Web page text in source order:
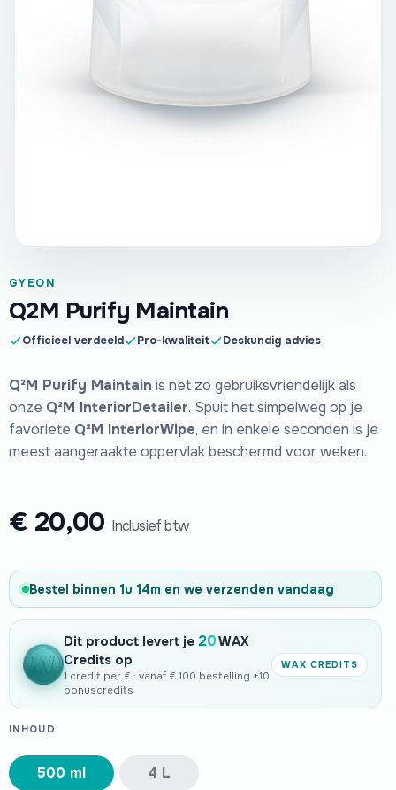
GYEON
Q2M Purify Maintain
Officieel verdeeld Pro-kwaliteit Deskundig advies
Q²M Purify Maintain is net zo gebruiksvriendelijk als
onze Q²M InteriorDetailer. Spuit het simpelweg op je
favoriete Q²M InteriorWipe, en in enkele seconden is je
meest aangeraakte oppervlak beschermd voor weken.
€ 20,00 Inclusief btw
Bestel binnen 1u 14m en we verzenden vandaag
Dit product levert je 20WAX
Credits op
1 credit per € · vanaf € 100 bestelling +10
bonuscredits
WAX CREDITS
INHOUD
500 ml 4 L